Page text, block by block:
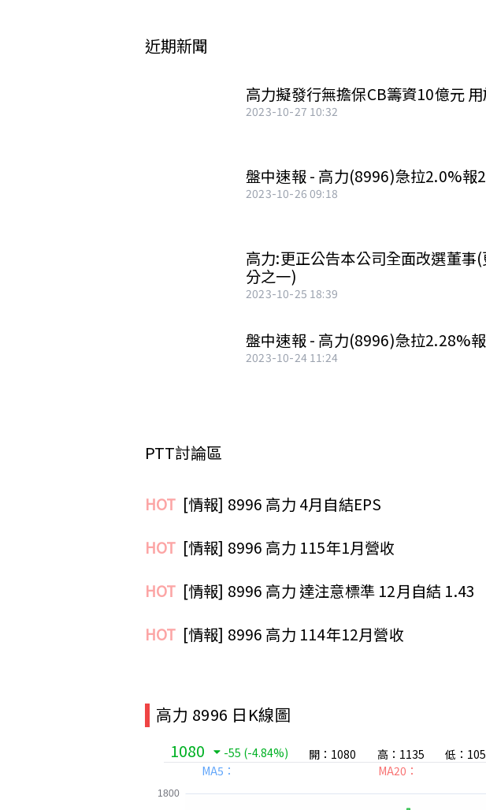
近期新聞
高力擬發行無擔保CB籌資10億元
2023-10-27 10:32
盤中速報 - 高力(8996)急拉2.0%報
2023-10-26 09:18
高力:更正公告本公司全面改選董事
分之一)
2023-10-25 18:39
盤中速報 - 高力(8996)急拉2.28%
2023-10-24 11:24
PTT討論區
HOT [情報] 8996 高力 4月自結EPS
HOT [情報] 8996 高力 115年1月營收
HOT [情報] 8996 高力 達注意標準 12月自結 1.43
HOT [情報] 8996 高力 114年12月營收
高力 8996 日K線圖
1080 -55 (-4.84%) 開：1080 高：1135 低：
MA5：
MA20：